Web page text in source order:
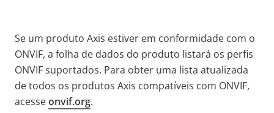
Se um produto Axis estiver em conformidade com o
ONVIF, a folha de dados do produto listará os perfis
ONVIF suportados. Para obter uma lista atualizada
de todos os produtos Axis compatíveis com ONVIF,
acesseonvif.org.